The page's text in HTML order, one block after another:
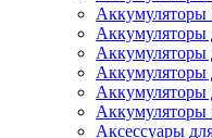
Аккумуляторы
Аккумуляторы
Аккумуляторы
Аккумуляторы
Аккумуляторы
Аккумуляторы
Аксессуары